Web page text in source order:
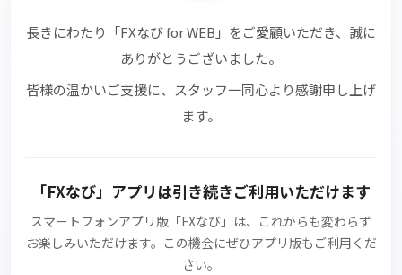
長きにわたり 「FXなび for WEB」 をご愛顧いただき、誠に
ありがとうございました。
皆様の温かいご支援に、スタッフ一同心より感謝申し上げ
ます。
「FXなび」アプリ は引き続きご利用いただけます
スマートフォンアプリ版 「FXなび」 は、これからも変わらず
お楽しみいただけます。この機会にぜひアプリ版もご利用くだ
さい。